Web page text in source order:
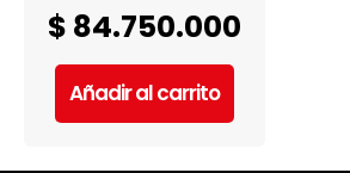
$ 84.750.000
Añadir al carrito